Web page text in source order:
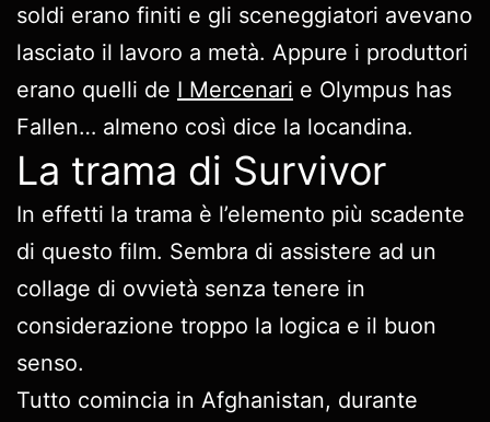
soldi erano finiti e gli sceneggiatori avevano
lasciato il lavoro a metà. Appure i produttori
erano quelli de I Mercenari e Olympus has
Fallen… almeno così dice la locandina.
La trama di Survivor
In effetti la trama è l’elemento più scadente
di questo film. Sembra di assistere ad un
collage di ovvietà senza tenere in
considerazione troppo la logica e il buon
senso.
Tutto comincia in Afghanistan, durante